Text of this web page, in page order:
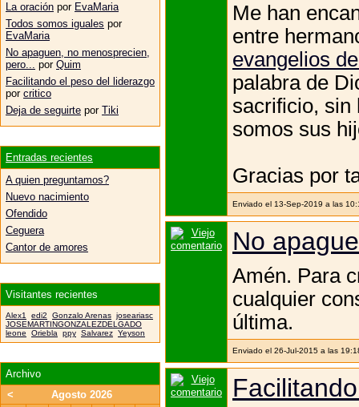
Me han
entre
evangelios
palabra de
sacrificio, sin
somos sus
Gracias por
Enviado el 13-Sep-2019 a las
No
Amén. Para
cualquier
última.
Enviado el 26-Jul-2015 a las
La oración por EvaMaria
Todos somos iguales por
EvaMaria
No apaguen, no menosprecien,
pero... por Quim
Facilitando el peso del liderazgo
por critico
Deja de seguirte por Tiki
Entradas recientes
A quien preguntamos?
Nuevo nacimiento
Ofendido
Ceguera
Cantor de amores
Visitantes recientes
Alex1 edi2 Gonzalo Arenas joseariasc
JOSEMARTINGONZALEZDELGADO
leone
Oriebla ppy Salvarez Yeyson
Archivo
<
Agosto 2026